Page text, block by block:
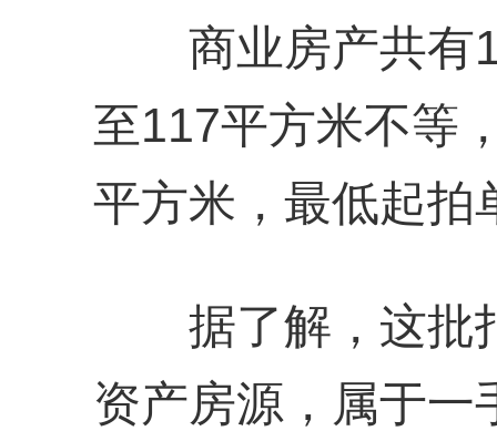
商业房产共有
至117平方米不等
平方米，最低起拍
据了解，这批
资产房源，属于一